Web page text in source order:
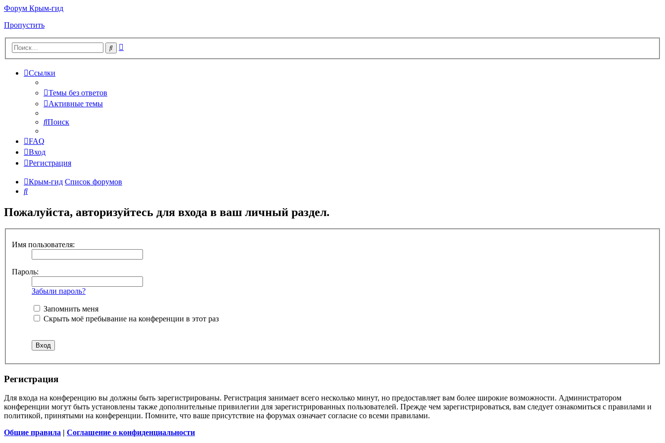
Форум Крым-гид
Пропустить
Поиск
Ссылки
Темы без ответов
Активные темы
Поиск
FAQ
Вход
Регистрация
Крым-гид Список форумов
Поиск
Пожалуйста, авторизуйтесь для входа в ваш личный раздел.
Имя пользователя:
Пароль:
Забыли пароль?
Запомнить меня
Скрыть моё пребывание на конференции в этот раз
Регистрация
Для входа на конференцию вы должны быть зарегистрированы. Регистрация занимает всего несколько минут, но предоставляет вам более широкие возможности. Администратором
конференции могут быть установлены также дополнительные привилегии для зарегистрированных пользователей. Прежде чем зарегистрироваться, вам следует ознакомиться с правилами и
политикой, принятыми на конференции. Помните, что ваше присутствие на форумах означает согласие со всеми правилами.
Общие правила | Соглашение о конфиденциальности